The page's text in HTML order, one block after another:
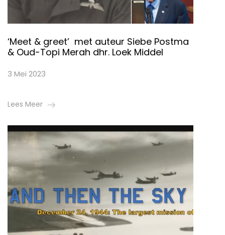
‘Meet & greet’ met auteur Siebe Postma
& Oud-Topi Merah dhr. Loek Middel
3 Mei 2023
Lees Meer